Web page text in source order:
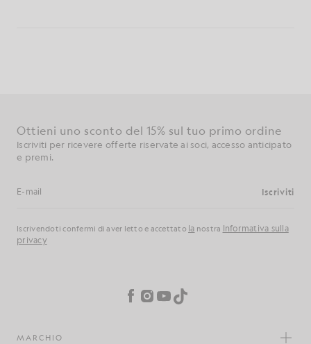
Ottieni uno sconto del 15% sul tuo primo ordine
Iscriviti per ricevere offerte riservate ai soci, accesso anticipato
e premi.
Indirizzo e-mail Iscriviti
Iscrivendoti confermi di aver letto e accettato la nostra Informativa sulla
privacy
Facebook
Instagram
YouTube
TikTok
MARCHIO